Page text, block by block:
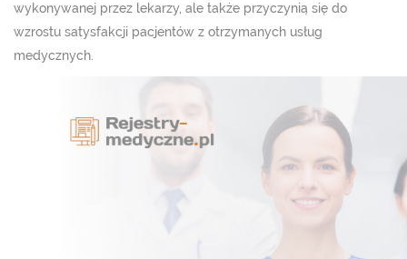
wykonywanej przez lekarzy, ale także przyczynią się do
wzrostu satysfakcji pacjentów z otrzymanych usług
medycznych.